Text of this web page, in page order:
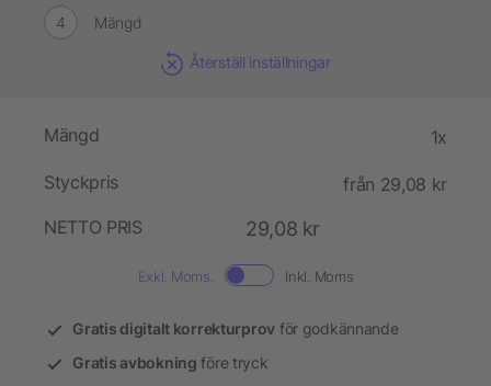
Mängd
Återställ inställningar
Mängd 1x
Styckpris
från 29,08 kr
NETTO PRIS
29,08 kr
Exkl. Moms. Inkl. Moms
Gratis digitalt korrekturprov för godkännande
Gratis avbokning före tryck